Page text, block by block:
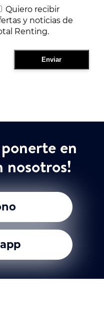
Quiero recibir
y noticias de
Renting.
en
nosotros!